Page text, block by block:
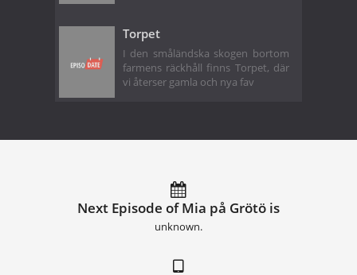
Torpet
I den småländska skogen bortom
farmens räckhåll finns Torpet, där
vi återser gamla och nya fav
Next Episode of Mia på Grötö is
unknown.